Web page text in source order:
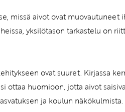
missä aivot ovat muovautuneet
yksilötason tarkastelu on
ovat suuret. Kirjassa
ottaa huomioon, jotta aivot
ja koulun näkökulmista.